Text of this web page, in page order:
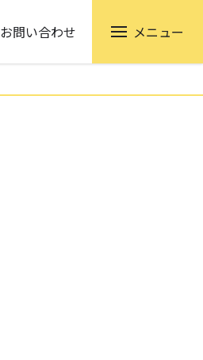
お問い合わせ メニュー